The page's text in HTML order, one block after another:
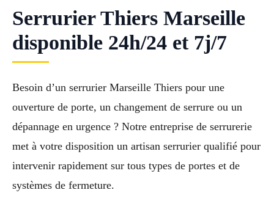
Serrurier Thiers Marseille
disponible 24h/24 et 7j/7
Besoin d’un serrurier Marseille Thiers pour une
ouverture de porte, un changement de serrure ou un
dépannage en urgence ? Notre entreprise de serrurerie
met à votre disposition un artisan serrurier qualifié pour
intervenir rapidement sur tous types de portes et de
systèmes de fermeture.